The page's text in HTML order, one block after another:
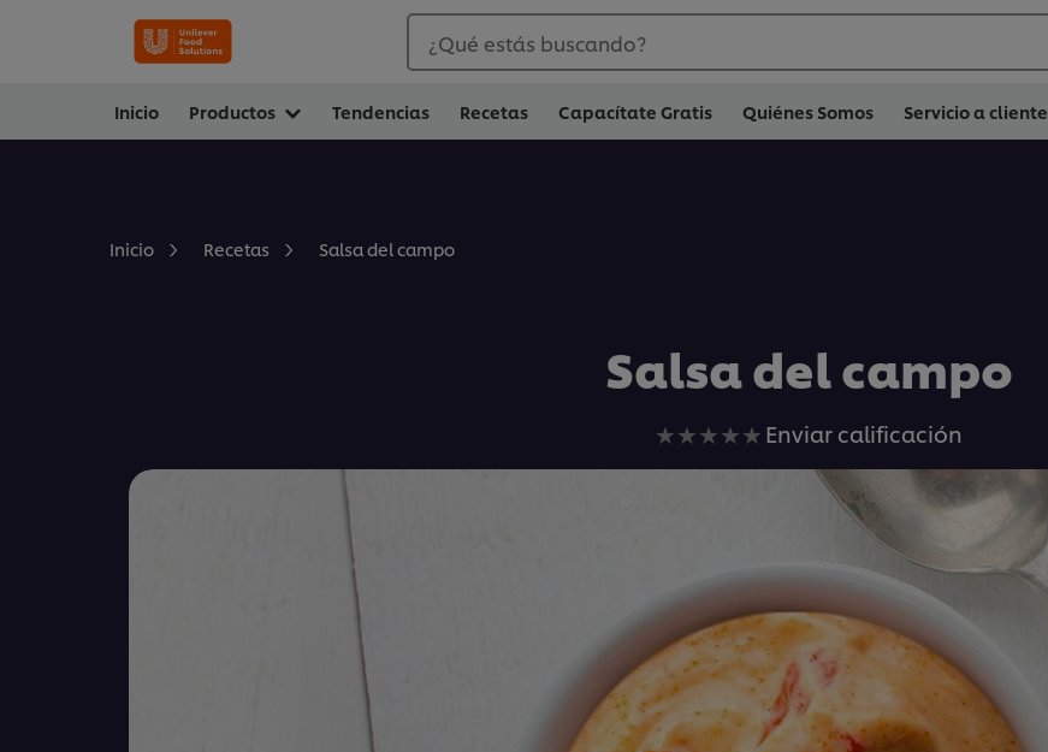
¿Qué estás buscando?
Inicio Productos Tendencias Recetas Capacítate Gratis Quiénes Somos Servicio a cliente
Inicio Recetas Salsa del campo
Salsa del campo
No
se
han
enviado
calificaciones
para
este
recipe
Enviar calificación